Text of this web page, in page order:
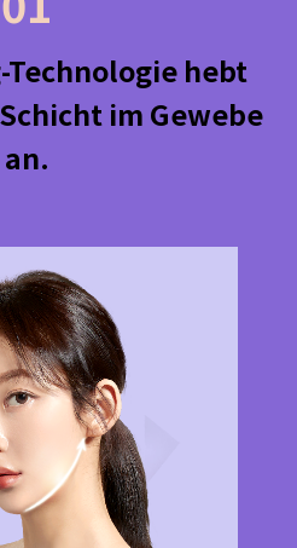
hebt
im Gewebe
an.